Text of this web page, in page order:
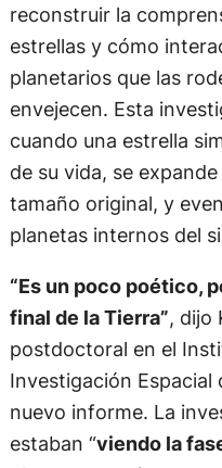
reconstruir la
estrellas y cómo
planetarios que las
envejecen. Esta
cuando una estrella
de su vida, se
tamaño original, y
planetas internos del
“Es un poco poético,
final de la Tierra”, dijo
postdoctoral en el
Investigación
nuevo informe. La
estaban “viendo la